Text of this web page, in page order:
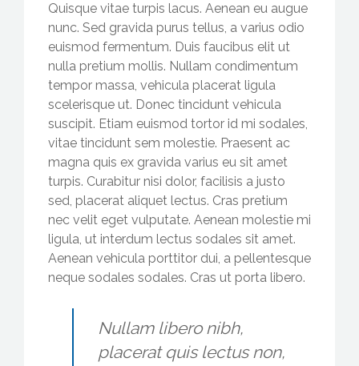
Quisque vitae turpis lacus. Aenean eu augue
nunc. Sed gravida purus tellus, a varius odio
euismod fermentum. Duis faucibus elit ut
nulla pretium mollis. Nullam condimentum
tempor massa, vehicula placerat ligula
scelerisque ut. Donec tincidunt vehicula
suscipit. Etiam euismod tortor id mi sodales,
vitae tincidunt sem molestie. Praesent ac
magna quis ex gravida varius eu sit amet
turpis. Curabitur nisi dolor, facilisis a justo
sed, placerat aliquet lectus. Cras pretium
nec velit eget vulputate. Aenean molestie mi
ligula, ut interdum lectus sodales sit amet.
Aenean vehicula porttitor dui, a pellentesque
neque sodales sodales. Cras ut porta libero.
Nullam libero nibh,
placerat quis lectus non,